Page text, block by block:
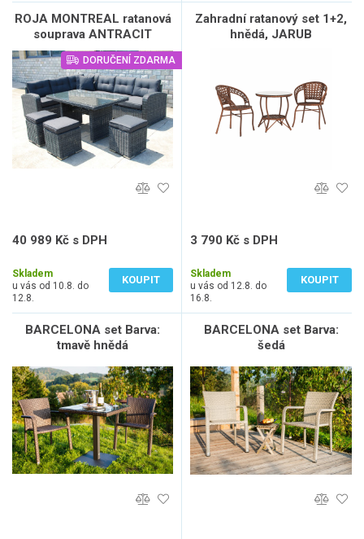
ROJA MONTREAL ratanová
souprava ANTRACIT
DORUČENÍ ZDARMA
40 989 Kč s DPH
Skladem
u vás od 10.8. do
12.8.
KOUPIT
Zahradní ratanový set 1+2,
hnědá, JARUB
3 790 Kč s DPH
Skladem
u vás od 12.8. do
16.8.
KOUPIT
BARCELONA set Barva:
tmavě hnědá
BARCELONA set Barva:
šedá